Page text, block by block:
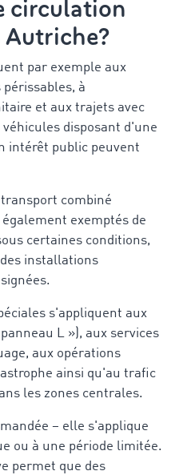
circulation
Autriche?
par exemple aux
à
et aux trajets avec
véhicules disposant d'une
intérêt public peuvent
combiné
exemptés de
certaines conditions,
installations
s'appliquent aux
L »), aux services
aux opérations
ainsi qu'au trafic
les zones centrales.
– elle s'applique
ou à une période limitée.
permet que des